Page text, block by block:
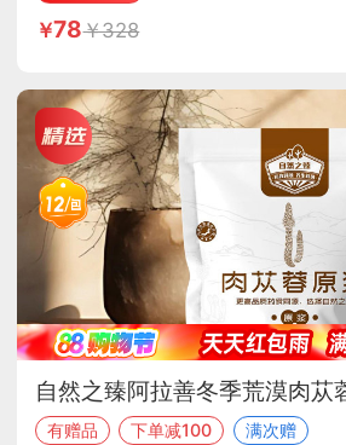
78 328
自然之臻阿拉善冬季荒漠肉苁
选组
有赠品 下单减100 满次赠